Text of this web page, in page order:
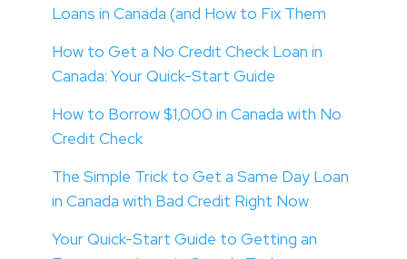
Loans in Canada (and How to Fix Them
How to Get a No Credit Check Loan in
Canada: Your Quick-Start Guide
How to Borrow $1,000 in Canada with No
Credit Check
The Simple Trick to Get a Same Day Loan
in Canada with Bad Credit Right Now
Your Quick-Start Guide to Getting an